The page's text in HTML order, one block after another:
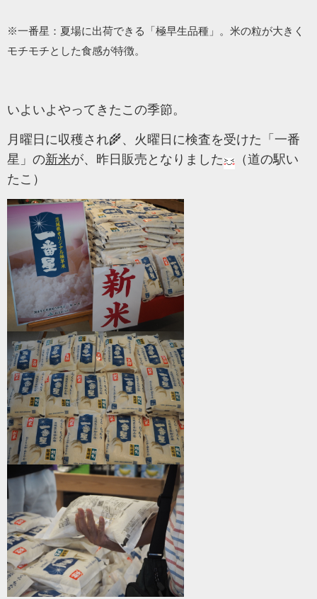
※一番星：夏場に出荷できる「極早生品種」。米の粒が大きく
モチモチとした食感が特徴。
いよいよやってきたこの季節。
月曜日に収穫され🌾、火曜日に検査を受けた「一番
星」の新米が、昨日販売となりました
（道の駅い
たこ）